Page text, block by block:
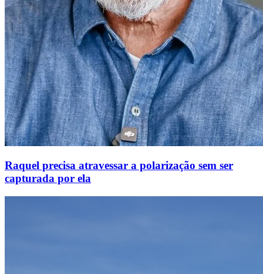
Raquel precisa atravessar a polarização sem ser
capturada por ela